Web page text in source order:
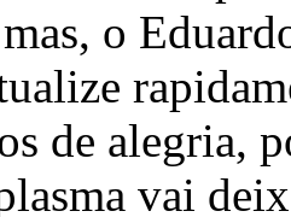
o
de alegria,
vai